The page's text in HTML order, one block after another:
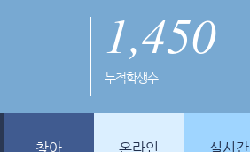
1,450
누적학생수
찾아
온라인
실시간